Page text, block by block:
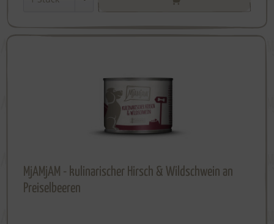
MjAMjAM - kulinarischer Hirsch & Wildschwein an
Preiselbeeren